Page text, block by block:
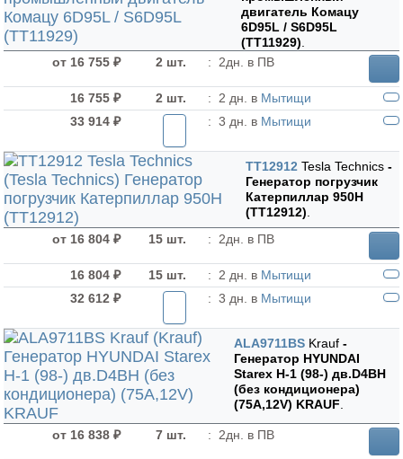
двигатель Комацу
6D95L / S6D95L
(TT11929)
от 16 755 ₽
2 шт. : 2дн. в ПВ
16 755 ₽ 2 шт. : 2 дн. в Мытищи
33 914 ₽
: 3 дн. в Мытищи
TT12912 Tesla Technics -
Генератор погрузчик
Катерпиллар 950H
(TT12912)
от 16 804 ₽
15 шт. : 2дн. в ПВ
16 804 ₽ 15 шт. : 2 дн. в Мытищи
32 612 ₽
: 3 дн. в Мытищи
ALA9711BS Krauf-
Генератор HYUNDAI
Starex H-1 (98-) дв.D4BH
(без кондиционера)
(75А,12V) KRAUF
от 16 838 ₽ 7 шт. : 2дн. в ПВ